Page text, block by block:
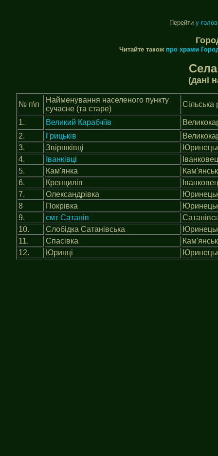
Перейти у
Читайте також про храми
(дані
№ п\п
Найменування населеного пункту
сучасне (та старе)
Сільська
1. Великий Карабчіїв
2. Грицьків
3.
Звіршківці
4.
Іванківці
5.
Кам'янка
6.
Кренцилів
7.
Олександрівка
8
Покрівка
9.
смт Сатанів
10.
Слобідка Сатанівська
11.
Спасівка
12.
Юринці